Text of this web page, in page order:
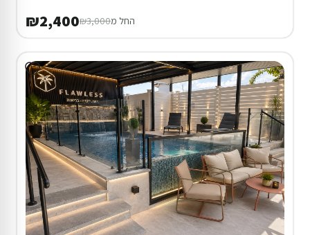
החל מ₪3,000
₪2,400